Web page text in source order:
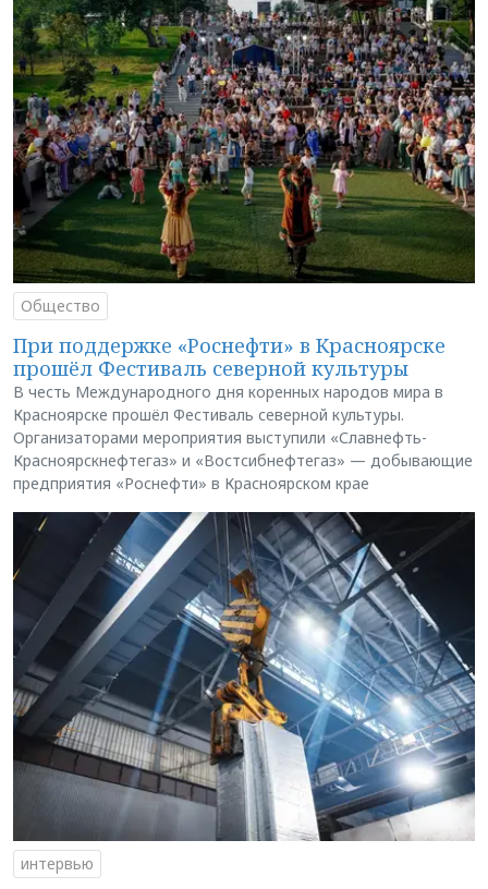
Общество
При поддержке «Роснефти» в Красноярске
прошёл Фестиваль северной культуры
В честь Международного дня коренных народов мира в
Красноярске прошёл Фестиваль северной культуры.
Организаторами мероприятия выступили «Славнефть-
Красноярскнефтегаз» и «Востсибнефтегаз» — добывающие
предприятия «Роснефти» в Красноярском крае
интервью